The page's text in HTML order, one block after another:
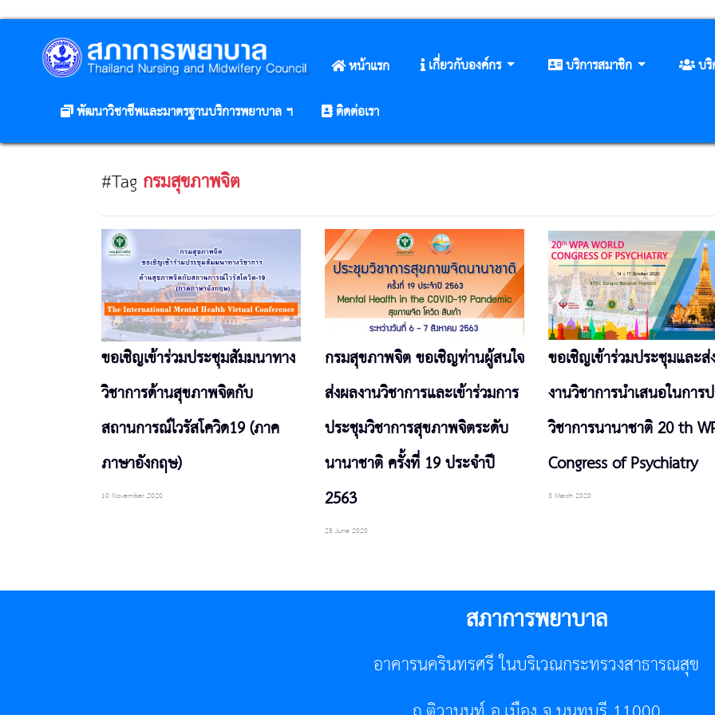
หน้าแรก เกี่ยวกับองค์กร บริการสมาชิก บ
พัฒนาวิชาชีพและมาตรฐานบริการพยาบาล ฯ
ติดต่อเรา
#Tag กรมสุขภาพจิต
ขอเชิญเข้าร่วมประชุมสัมมนาทาง
วิชาการด้านสุขภาพจิตกับ
สถานการณ์ไวรัสโควิด19 (ภาค
ภาษาอังกฤษ)
10 November 2020
กรมสุขภาพจิต ขอเชิญท่านผู้สนใจ
ส่งผลงานวิชาการและเข้าร่วมการ
ประชุมวิชาการสุขภาพจิตระดับ
นานาชาติ ครั้งที่ 19 ประจำปี
2563
25 June 2020
ขอเชิญเข้าร่วมประชุมและ
งานวิชาการนำเสนอในการ
วิชาการนานาชาติ 20 th
Congress of Psychiatry
3 March 2020
สภาการพยาบาล
อาคารนครินทรศรี ในบริเวณกระทรวงสาธารณสุข